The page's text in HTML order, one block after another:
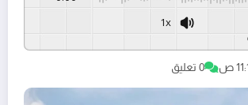
1x
ص 0 تعليق